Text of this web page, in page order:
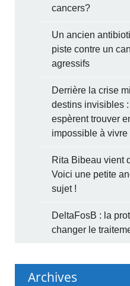
cancers?
Un ancien
piste contre un
agressifs
Derrière la crise
destins invisibles
espèrent trouver
impossible à vivre
Rita Bibeau vient
Voici une petite
sujet !
DeltaFosB : la
changer le
Archives